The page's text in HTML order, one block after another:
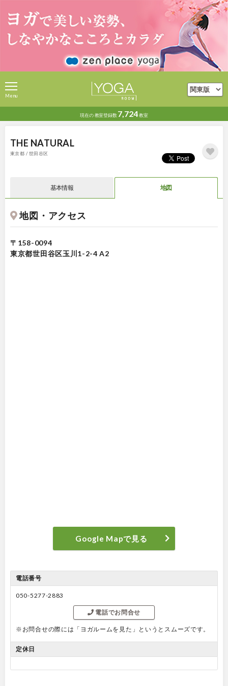
現在の教室登録数 7,724教室
Menu
THE NATURAL
東京都 / 世田谷区
基本情報 地図
地図・アクセス
〒158-0094
東京都世田谷区玉川1-2-4 A2
Google Mapで見る
電話番号
050-5277-2883
電話でお問合せ
※お問合せの際には「ヨガルームを見た」というとスムーズです。
定休日